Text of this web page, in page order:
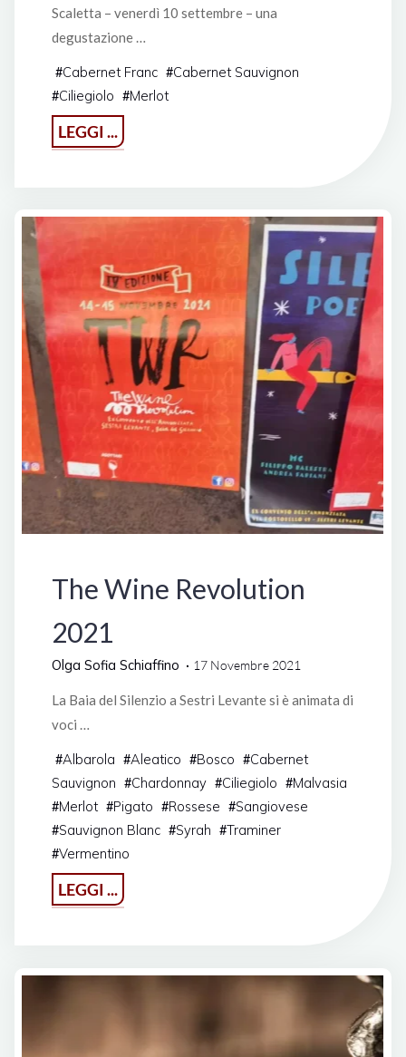
Scaletta – venerdì 10 settembre – una
degustazione …
#Cabernet Franc #Cabernet Sauvignon
#Ciliegiolo #Merlot
LEGGI ...
Ciliegiolo
della
Scaletta"
The Wine Revolution
2021
Olga Sofia Schiaffino 17 Novembre 2021
La Baia del Silenzio a Sestri Levante si è animata di
voci …
#Albarola #Aleatico #Bosco #Cabernet
Sauvignon #Chardonnay #Ciliegiolo #Malvasia
#Merlot #Pigato #Rossese #Sangiovese
#Sauvignon Blanc #Syrah #Traminer
#Vermentino
LEGGI ...
Wine